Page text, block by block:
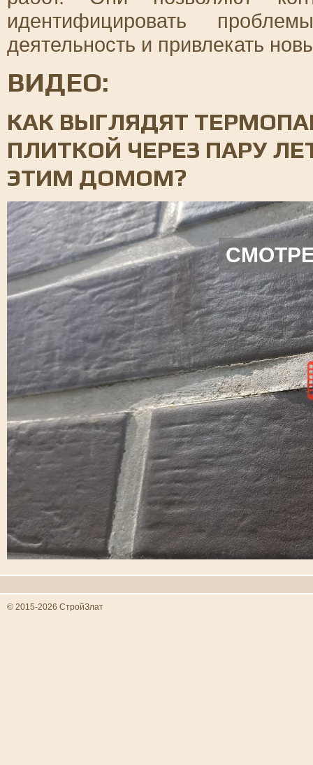
идентифицировать
деятельность и привлекать
ВИДЕО:
КАК ВЫГЛЯДЯТ
ПЛИТКОЙ ЧЕРЕЗ ПАРУ
ЭТИМ ДОМОМ?
© 2015-2026 СтройЗлат